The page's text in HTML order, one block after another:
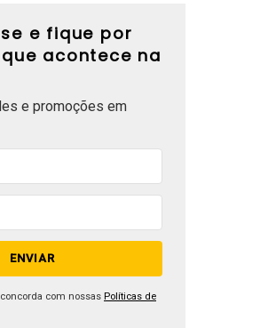
e fique por
acontece na
e promoções em
com nossas Políticas de